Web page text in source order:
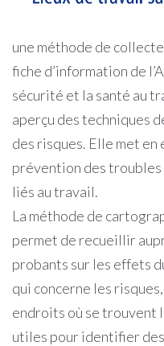
une méthode de
fiche d’information de
sécurité et la santé au
aperçu des techniques
des risques. Elle met
prévention des
liés au travail.
La méthode de
permet de recueillir
probants sur les effets
qui concerne les
endroits où se trouvent
utiles pour identifier